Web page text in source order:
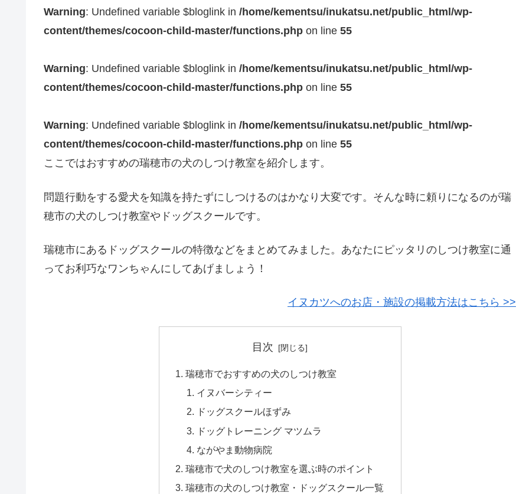
Warning: Undefined variable $bloglink in /home/kementsu/inukatsu.net/public_html/wp-
content/themes/cocoon-child-master/functions.php on line 55
Warning: Undefined variable $bloglink in /home/kementsu/inukatsu.net/public_html/wp-
content/themes/cocoon-child-master/functions.php on line 55
Warning: Undefined variable $bloglink in /home/kementsu/inukatsu.net/public_html/wp-
content/themes/cocoon-child-master/functions.php on line 55
ここではおすすめの瑞穂市の犬のしつけ教室を紹介します。
問題行動をする愛犬を知識を持たずにしつけるのはかなり大変です。そんな時に頼りになるのが瑞
穂市の犬のしつけ教室やドッグスクールです。
瑞穂市にあるドッグスクールの特徴などをまとめてみました。あなたにピッタリのしつけ教室に通
ってお利巧なワンちゃんにしてあげましょう！
イヌカツへのお店・施設の掲載方法はこちら >>
目次
瑞穂市でおすすめの犬のしつけ教室
イヌバーシティー
ドッグスクールほずみ
ドッグトレーニング マツムラ
ながやま動物病院
瑞穂市で犬のしつけ教室を選ぶ時のポイント
瑞穂市の犬のしつけ教室・ドッグスクール一覧